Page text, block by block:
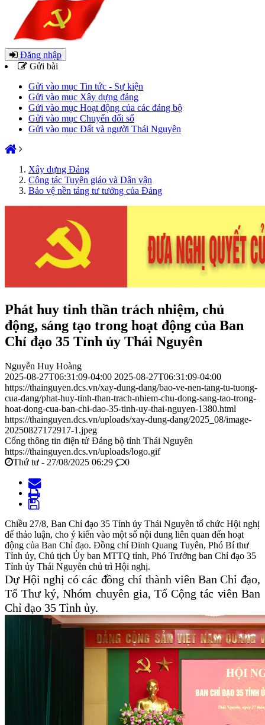
Đăng nhập
Gửi bài
Gửi vào mục Tin tức - Sự kiện
Gửi vào mục Xây dựng đảng
Gửi vào mục Hoạt động của các đảng bộ
Gửi vào mục Chuyển đổi số
Gửi vào mục Đất và người Thái Nguyên
Xây dựng Đảng
Công tác Tuyên giáo và Dân vận
Bảo vệ nền tảng tư tưởng của Đảng
Phát huy tinh thần trách nhiệm, chủ
động, sáng tạo trong hoạt động của Ban
Chỉ đạo 35 Tỉnh ủy Thái Nguyên
Nguyễn Huy Hoàng
2025-08-27T06:31:09-04:00 2025-08-27T06:31:09-04:00
https://thainguyen.dcs.vn/xay-dung-dang/bao-ve-nen-tang-tu-tuong-
cua-dang/phat-huy-tinh-than-trach-nhiem-chu-dong-sang-tao-trong-
hoat-dong-cua-ban-chi-dao-35-tinh-uy-thai-nguyen-1380.html
https://thainguyen.dcs.vn/uploads/xay-dung-dang/2025_08/image-
20250827172917-1.jpeg
Cổng thông tin điện tử Đảng bộ tỉnh Thái Nguyên
https://thainguyen.dcs.vn/uploads/logo.gif
Thứ tư - 27/08/2025 06:29
0
Chiều 27/8, Ban Chỉ đạo 35 Tỉnh ủy Thái Nguyên tổ chức Hội nghị
để thảo luận, cho ý kiến vào một số nội dung liên quan đến hoạt
động của Ban Chỉ đạo. Đồng chí Đinh Quang Tuyên, Phó Bí thư
Tỉnh ủy, Chủ tịch Ủy ban MTTQ tỉnh, Phó Trưởng ban Chỉ đạo 35
Tỉnh ủy Thái Nguyên chủ trì Hội nghị.
Dự Hội nghị có các đồng chí thành viên Ban Chỉ đạo,
Tổ Thư ký, Nhóm chuyên gia, Tổ Cộng tác viên Ban
Chỉ đạo 35 Tỉnh ủy.